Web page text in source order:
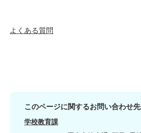
よくある質問
このページに関するお問い合わせ先
学校教育課